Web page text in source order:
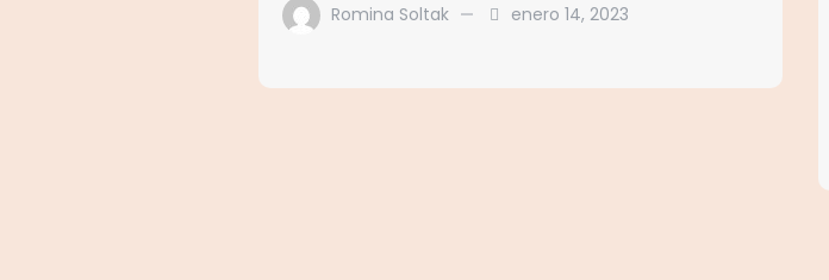
Romina Soltak enero 14, 2023